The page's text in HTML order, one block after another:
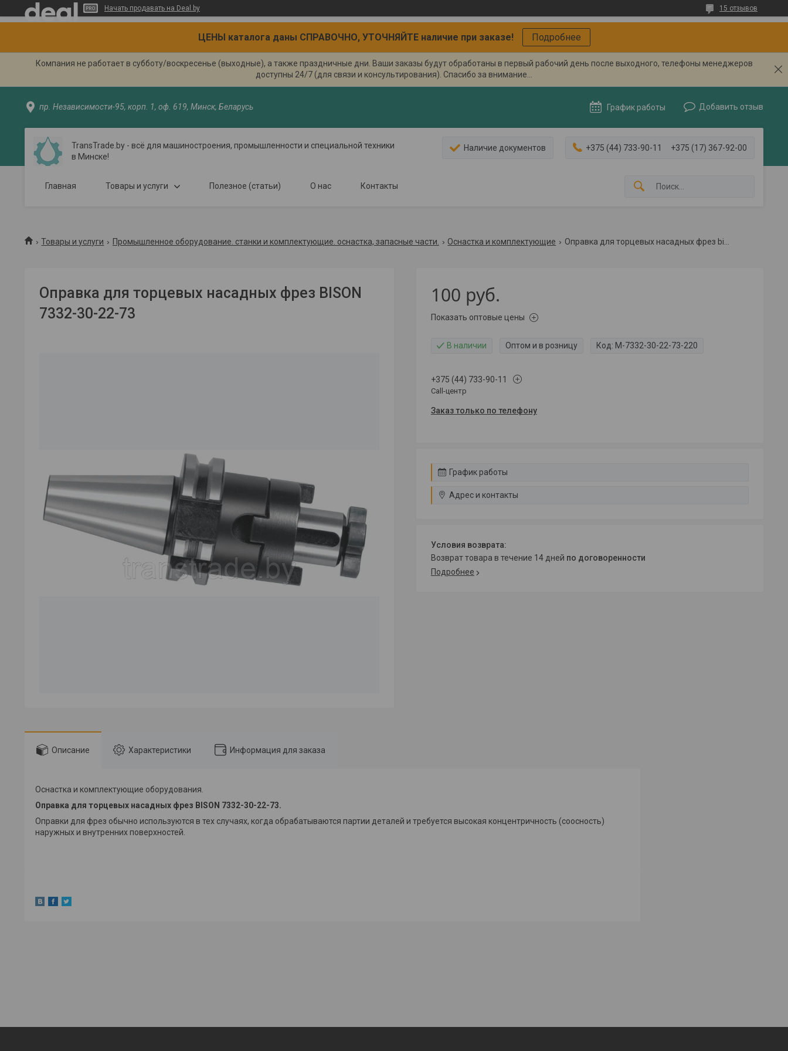
Начать продавать на Deal.by 15 отзывов
ЦЕНЫ каталога даны СПРАВОЧНО, УТОЧНЯЙТЕ наличие при заказе! Подробнее
Компания не работает в субботу/воскресенье (выходные), а также праздничные дни. Ваши заказы будут обработаны в первый рабочий день после выходного, телефоны менеджеров
доступны 24/7 (для связи и консультирования). Спасибо за внимание...
пр. Независимости-95, корп. 1, оф. 619, Минск, Беларусь График работы Добавить отзыв
TransTrade.by - всё для машиностроения, промышленности и специальной техники
в Минске!
Наличие документов +375 (44) 733-90-11 +375 (17) 367-92-00
Главная Товары и услуги Полезное (статьи) О нас Контакты
Товары и услуги Промышленное оборудование. станки и комплектующие. оснастка, запасные части. Оснастка и комплектующие
Оправка для торцевых насадных фрез BISON
7332-30-22-73
100 руб.
Показать оптовые цены
В наличии Оптом и в розницу Код: M-7332-30-22-73-220
+375 (44) 733-90-11
Call-центр
Заказ только по телефону
График работы
Адрес и контакты
возврат товара в течение 14 дней по договоренности
Подробнее
Описание Характеристики Информация для заказа
Оснастка и комплектующие оборудования.
Оправка для торцевых насадных фрез BISON 7332-30-22-73.
Оправки для фрез обычно используются в тех случаях, когда обрабатываются партии деталей и требуется высокая концентричность (соосность)
наружных и внутренних поверхностей.